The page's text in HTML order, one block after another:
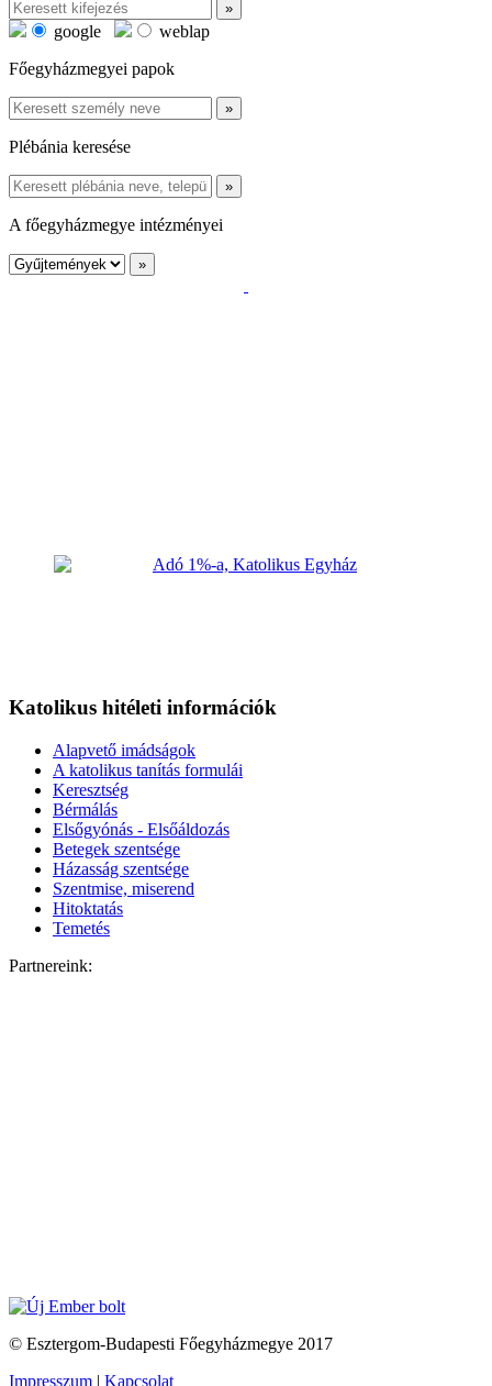
google
weblap
Főegyházmegyei papok
Plébánia keresése
A főegyházmegye intézményei
Katolikus hitéleti információk
Alapvető imádságok
A katolikus tanítás formulái
Keresztség
Bérmálás
Elsőgyónás - Elsőáldozás
Betegek szentsége
Házasság szentsége
Szentmise, miserend
Hitoktatás
Temetés
Partnereink:
© Esztergom-Budapesti Főegyházmegye 2017
Impresszum | Kapcsolat